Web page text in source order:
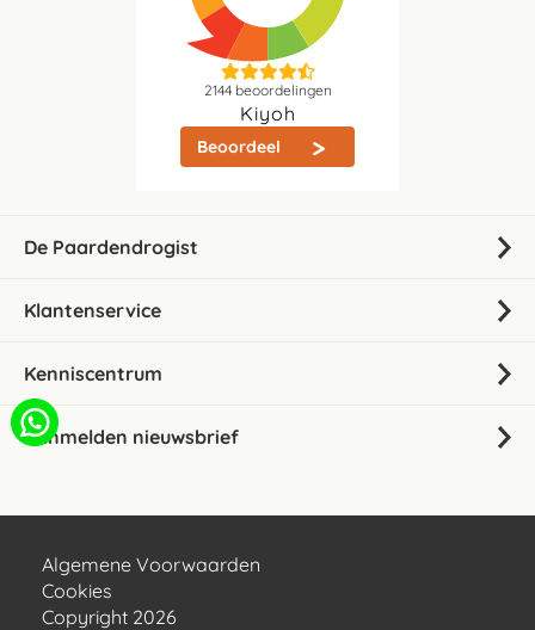
2144beoordelingen
Kiyoh
Beoordeel
De Paardendrogist
Klantenservice
Kenniscentrum
Aanmelden nieuwsbrief
Algemene Voorwaarden
Cookies
Copyright 2026